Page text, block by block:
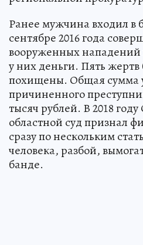
Ранее мужчина входил в
сентябре 2016 года
вооруженных
у них деньги. Пять
похищены. Общая сумма
причиненного
тысяч рублей. В 2018
областной суд признал
сразу по нескольким
человека, разбой,
банде.